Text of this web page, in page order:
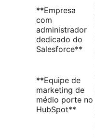
**Empresa
com
administrador
dedicado do
Salesforce**
**Equipe de
marketing de
médio porte no
HubSpot**